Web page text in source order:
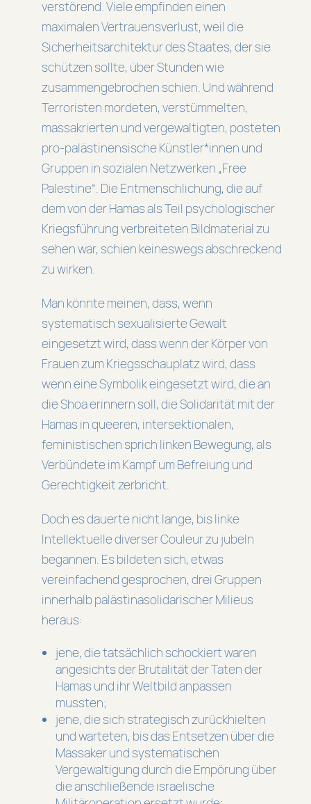
verstörend. Viele empfinden einen
maximalen Vertrauensverlust, weil die
Sicherheitsarchitektur des Staates, der sie
schützen sollte, über Stunden wie
zusammengebrochen schien. Und während
Terroristen mordeten, verstümmelten,
massakrierten und vergewaltigten, posteten
pro-palästinensische Künstler*innen und
Gruppen in sozialen Netzwerken „Free
Palestine“. Die Entmenschlichung, die auf
dem von der Hamas als Teil psychologischer
Kriegsführung verbreiteten Bildmaterial zu
sehen war, schien keineswegs abschreckend
zu wirken.
Man könnte meinen, dass, wenn
systematisch sexualisierte Gewalt
eingesetzt wird, dass wenn der Körper von
Frauen zum Kriegsschauplatz wird, dass
wenn eine Symbolik eingesetzt wird, die an
die Shoa erinnern soll, die Solidarität mit der
Hamas in queeren, intersektionalen,
feministischen sprich linken Bewegung, als
Verbündete im Kampf um Befreiung und
Gerechtigkeit zerbricht.
Doch es dauerte nicht lange, bis linke
Intellektuelle diverser Couleur zu jubeln
begannen. Es bildeten sich, etwas
vereinfachend gesprochen, drei Gruppen
innerhalb palästinasolidarischer Milieus
heraus:
jene, die tatsächlich schockiert waren
angesichts der Brutalität der Taten der
Hamas und ihr Weltbild anpassen
mussten;
jene, die sich strategisch zurückhielten
und warteten, bis das Entsetzen über die
Massaker und systematischen
Vergewaltigung durch die Empörung über
die anschließende israelische